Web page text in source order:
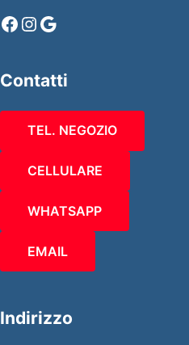
Facebook
Instagram
Google
Contatti
TEL. NEGOZIO
CELLULARE
WHATSAPP
EMAIL
Indirizzo